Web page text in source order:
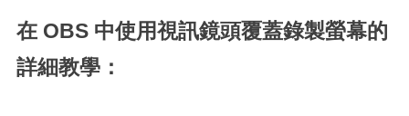
在 OBS 中使用視訊鏡頭覆蓋錄製螢幕的
詳細教學：